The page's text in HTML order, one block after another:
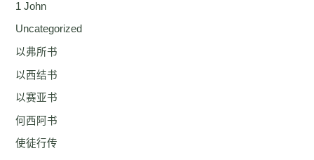
1 John
Uncategorized
以弗所书
以西结书
以赛亚书
何西阿书
使徒行传